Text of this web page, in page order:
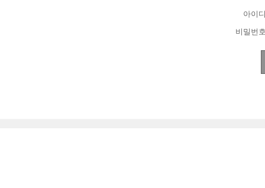
아이
비밀번